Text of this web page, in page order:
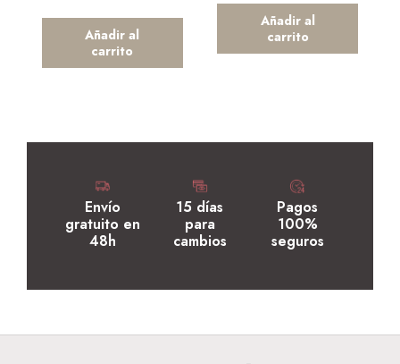
Añadir al
carrito
Añadir al
carrito
Envío
gratuito en
48h
15 días
para
cambios
Pagos
100%
seguros